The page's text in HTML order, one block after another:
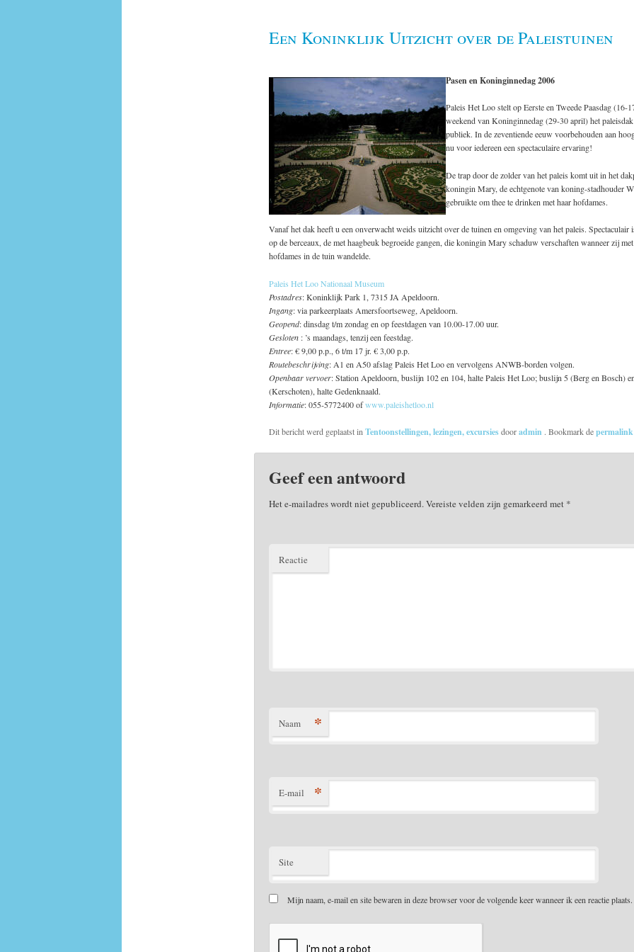
Een Koninklijk Uitzicht over de Paleistuinen
Pasen en Koninginnedag 2006
Paleis Het Loo stelt op Eerste en Tweede Paasdag (16-
weekend van Koninginnedag (29-30 april) het
publiek. In de zeventiende eeuw voorbehouden aan
nu voor iedereen een spectaculaire ervaring!
De trap door de zolder van het paleis komt uit in het
koningin Mary, de echtgenote van koning-stadhouder
gebruikte om thee te drinken met haar hofdames.
Vanaf het dak heeft u een onverwacht weids uitzicht over de tuinen en omgeving van het paleis. Spectaculair
op de berceaux, de met haagbeuk begroeide gangen, die koningin Mary schaduw verschaften wanneer zij
hofdames in de tuin wandelde.
Paleis Het Loo Nationaal Museum
Postadres: Koninklijk Park 1, 7315 JA Apeldoorn.
Ingang: via parkeerplaats Amersfoortseweg, Apeldoorn.
Geopend: dinsdag t/m zondag en op feestdagen van 10.00-17.00 uur.
Gesloten : ’s maandags, tenzij een feestdag.
Entree: € 9,00 p.p., 6 t/m 17 jr. € 3,00 p.p.
Routebeschrijving: A1 en A50 afslag Paleis Het Loo en vervolgens ANWB-borden volgen.
Openbaar vervoer: Station Apeldoorn, buslijn 102 en 104, halte Paleis Het Loo; buslijn 5 (Berg en Bosch)
(Kerschoten), halte Gedenknaald.
Informatie: 055-5772400 ofwww.paleishetloo.nl
Dit bericht werd geplaatst inTentoonstellingen, lezingen, excursiesdooradmin . Bookmark depermalink
Geef een antwoord
Het e-mailadres wordt niet gepubliceerd.Vereiste velden zijn gemarkeerd met *
Reactie
Naam *
E-mail *
Site
Mijn naam, e-mail en site bewaren in deze browser voor de volgende keer wanneer ik een reactie plaats.